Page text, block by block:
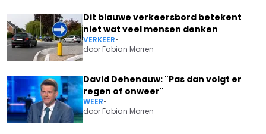
Dit blauwe verkeersbord betekent
niet wat veel mensen denken
VERKEER•
doorFabian Morren
David Dehenauw: "Pas dan volgt er
regen of onweer"
WEER•
doorFabian Morren